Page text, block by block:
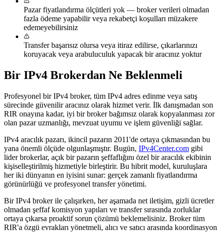
Pazar fiyatlandırma ölçütleri yok — broker verileri olmadan
fazla ödeme yapabilir veya rekabetçi koşulları müzakere
edemeyebilirsiniz
Transfer başarısız olursa veya itiraz edilirse, çıkarlarınızı
koruyacak veya arabuluculuk yapacak bir aracınız yoktur
Bir IPv4 Brokerdan Ne Beklenmeli
Profesyonel bir IPv4 broker, tüm IPv4 adres edinme veya satış
sürecinde güvenilir aracınız olarak hizmet verir. İlk danışmadan son
RIR onayına kadar, iyi bir broker bağımsız olarak kopyalanması zor
olan pazar uzmanlığı, mevzuat uyumu ve işlem güvenliği sağlar.
IPv4 aracılık pazarı, ikincil pazarın 2011'de ortaya çıkmasından bu
yana önemli ölçüde olgunlaşmıştır. Bugün, IPv4Center.com gibi
lider brokerlar, açık bir pazarın şeffaflığını özel bir aracılık ekibinin
kişiselleştirilmiş hizmetiyle birleştirir. Bu hibrit model, kuruluşlara
her iki dünyanın en iyisini sunar: gerçek zamanlı fiyatlandırma
görünürlüğü ve profesyonel transfer yönetimi.
Bir IPv4 broker ile çalışırken, her aşamada net iletişim, gizli ücretler
olmadan şeffaf komisyon yapıları ve transfer sırasında zorluklar
ortaya çıkarsa proaktif sorun çözümü beklemelisiniz. Broker tüm
RIR'a özgü evrakları yönetmeli, alıcı ve satıcı arasında koordinasyon